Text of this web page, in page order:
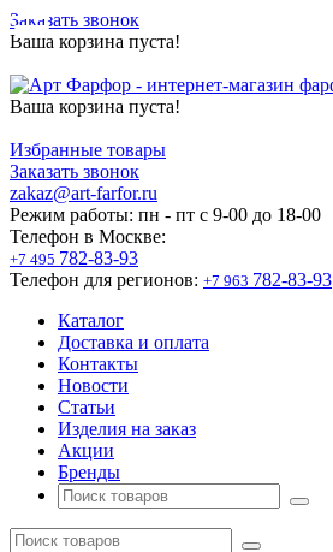
Заказать звонок
Ваша корзина пуста!
Ваша корзина пуста!
Избранные товары
Заказать звонок
zakaz@art-farfor.ru
Режим работы: пн - пт c 9-00 до 18-00
Телефон в Москве:
+7 495 782-83-93
Телефон для регионов: +7 963 782-83-93
Каталог
Доставка и оплата
Контакты
Новости
Статьи
Изделия на заказ
Акции
Бренды